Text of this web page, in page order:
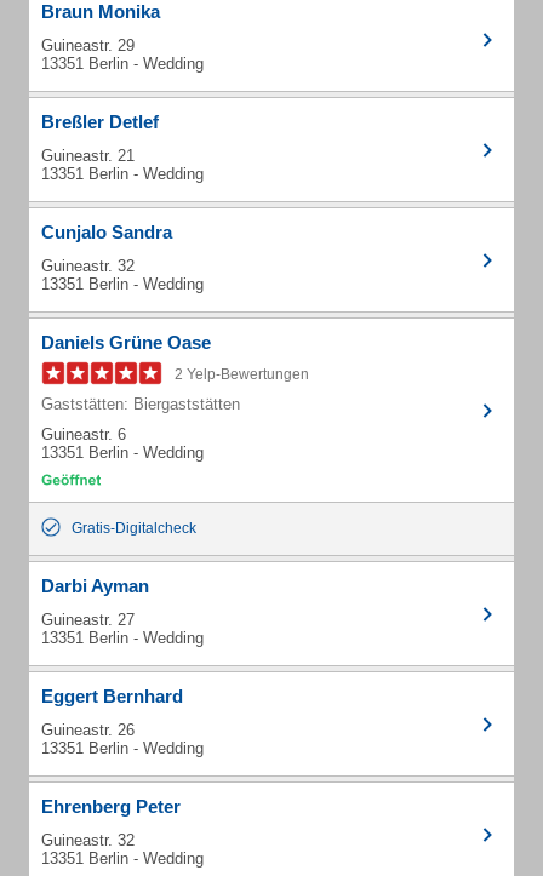
Braun Monika
Guineastr. 29
13351 Berlin - Wedding
Breßler Detlef
Guineastr. 21
13351 Berlin - Wedding
Cunjalo Sandra
Guineastr. 32
13351 Berlin - Wedding
Daniels Grüne Oase
2 Yelp-Bewertungen
Gaststätten: Biergaststätten
Guineastr. 6
13351 Berlin - Wedding
Gratis-Digitalcheck
Darbi Ayman
Guineastr. 27
13351 Berlin - Wedding
Eggert Bernhard
Guineastr. 26
13351 Berlin - Wedding
Ehrenberg Peter
Guineastr. 32
13351 Berlin - Wedding